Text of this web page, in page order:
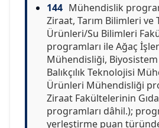
144 Mühendislik
Ziraat, Tarım Bilimleri ve
Ürünleri/Su Bilimleri
programları ile Ağaç
Mühendisliği,
Balıkçılık Teknolojisi
Ürünleri Mühendisliği
Ziraat Fakültelerinin
programları dâhil.);
yerleştirme puan türünde